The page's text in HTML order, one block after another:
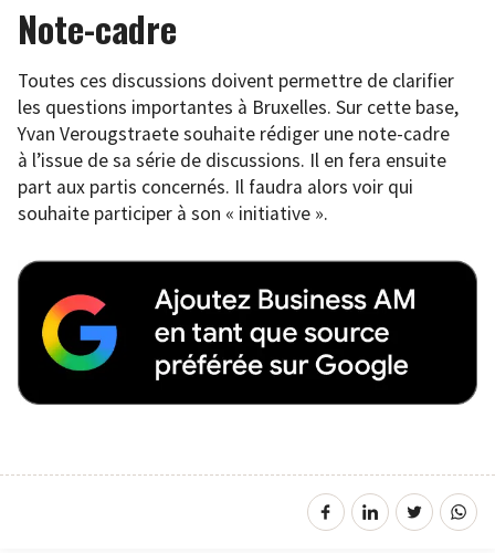
Note-cadre
Toutes ces discussions doivent permettre de clarifier
les questions importantes à Bruxelles. Sur cette base,
Yvan Verougstraete souhaite rédiger une note-cadre
à l’issue de sa série de discussions. Il en fera ensuite
part aux partis concernés. Il faudra alors voir qui
souhaite participer à son « initiative ».